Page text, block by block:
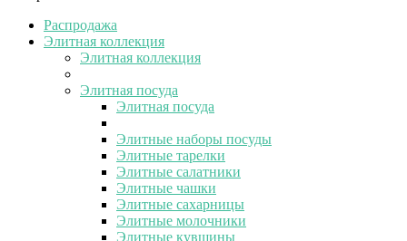
Распродажа
Элитная коллекция
Элитная коллекция
Элитная посуда
Элитная посуда
Элитные наборы посуды
Элитные тарелки
Элитные салатники
Элитные чашки
Элитные сахарницы
Элитные молочники
Элитные кувшины